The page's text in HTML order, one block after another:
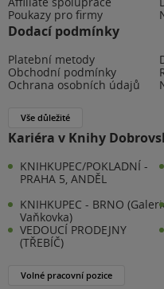
Poukazy pro firmy
Dodací podmínky
Platební metody
Obchodní podmínky
Ochrana osobních údajů
Vše důležité
Kariéra v Knihy
KNIHKUPEC/POKLADNÍ -
PRAHA 5, ANDĚL
KNIHKUPEC - BRNO
Vaňkovka)
VEDOUCÍ PRODEJNY
(TŘEBÍČ)
Volné pracovní pozice